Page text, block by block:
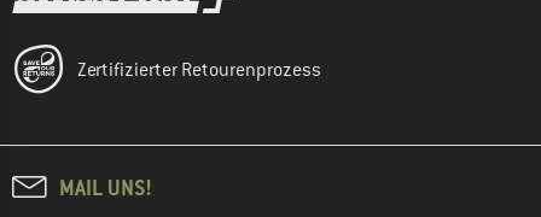
Zertifizierter Retourenprozess
MAIL UNS!